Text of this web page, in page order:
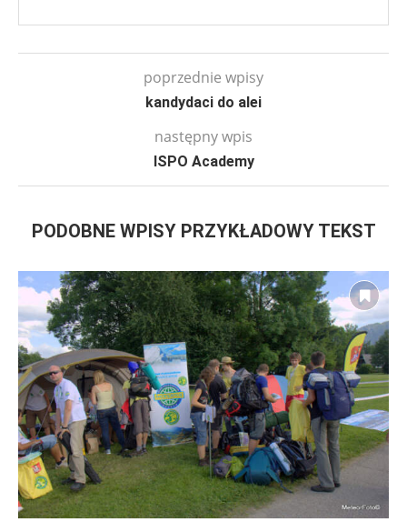
poprzednie wpisy
kandydaci do alei
następny wpis
ISPO Academy
PODOBNE WPISY PRZYKŁADOWY TEKST